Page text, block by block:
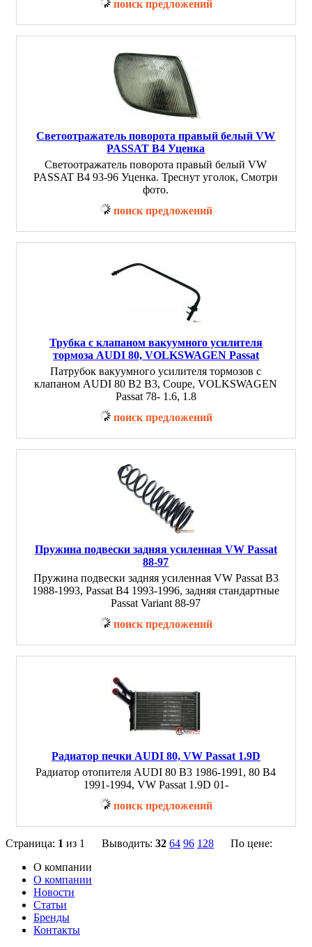
поиск предложений
Светоотражатель поворота правый белый VW
PASSAT B4 Уценка
Светоотражатель поворота правый белый VW
PASSAT B4 93-96 Уценка. Треснут уголок, Смотри
фото.
поиск предложений
Трубка с клапаном вакуумного усилителя
тормоза AUDI 80, VOLKSWAGEN Passat
Патрубок вакуумного усилителя тормозов с
клапаном AUDI 80 B2 B3, Coupe, VOLKSWAGEN
Passat 78- 1.6, 1.8
поиск предложений
Пружина подвески задняя усиленная VW Passat
88-97
Пружина подвески задняя усиленная VW Passat B3
1988-1993, Passat B4 1993-1996, задняя стандартные
Passat Variant 88-97
поиск предложений
Радиатор печки AUDI 80, VW Passat 1.9D
Радиатор отопителя AUDI 80 B3 1986-1991, 80 B4
1991-1994, VW Passat 1.9D 01-
поиск предложений
Страница: 1 из 1 Выводить: 32 64 96 128
По цене:
О компании
О компании
Новости
Статьи
Бренды
Контакты